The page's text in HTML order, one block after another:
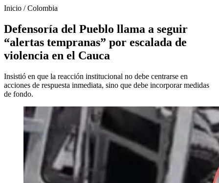
Inicio /Colombia
Defensoría del Pueblo llama a seguir
“alertas tempranas” por escalada de
violencia en el Cauca
Insistió en que la reacción institucional no debe centrarse en
acciones de respuesta inmediata, sino que debe incorporar medidas
de fondo.